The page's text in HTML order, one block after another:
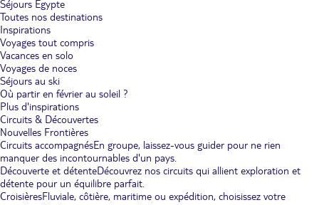
Séjours Egypte
Toutes nos destinations
Inspirations
Voyages tout compris
Vacances en solo
Voyages de noces
Séjours au ski
Où partir en février au soleil ?
Plus d'inspirations
Circuits & Découvertes
Nouvelles Frontières
Circuits accompagnésEn groupe, laissez-vous guider pour ne rien
manquer des incontournables d'un pays.
Découverte et détenteDécouvrez nos circuits qui allient exploration et
détente pour un équilibre parfait.
CroisièresFluviale, côtière, maritime ou expédition, choisissez votre